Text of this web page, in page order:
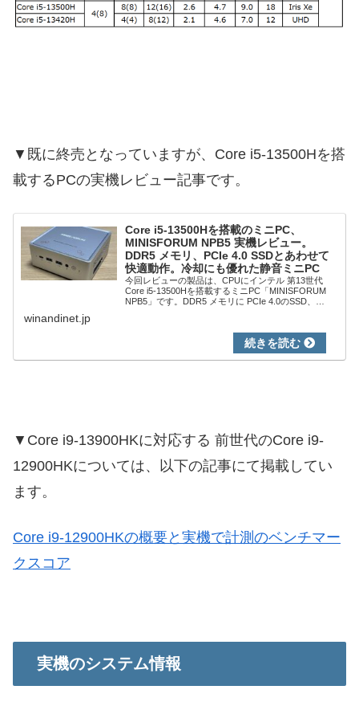
▼既に終売となっていますが、Core i5-13500Hを搭
載するPCの実機レビュー記事です。
Core i5-13500Hを搭載のミニPC、
MINISFORUM NPB5 実機レビュー。
DDR5 メモリ、PCIe 4.0 SSDとあわせて
快適動作。冷却にも優れた静音ミニPC
今回レビューの製品は、CPUにインテル 第13世代
Core i5-13500Hを搭載するミニPC「MINISFORUM
NPB5」です。DDR5 メモリに PCIe 4.0のSSD、
winandinet.jp
▼Core i9-13900HKに対応する 前世代のCore i9-
12900HKについては、以下の記事にて掲載してい
ます。
Core i9-12900HKの概要と実機で計測のベンチマー
クスコア
実機のシステム情報